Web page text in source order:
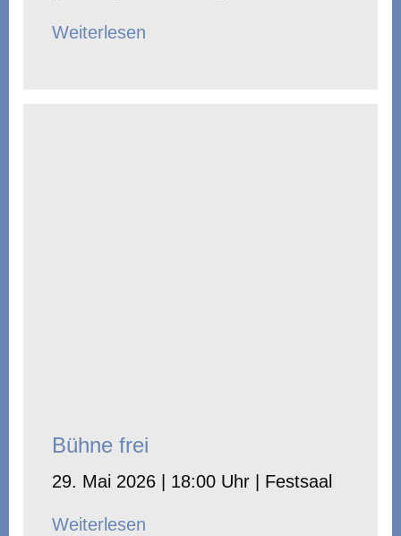
Weiterlesen
Bühne frei
29. Mai 2026 | 18:00 Uhr | Festsaal
Weiterlesen